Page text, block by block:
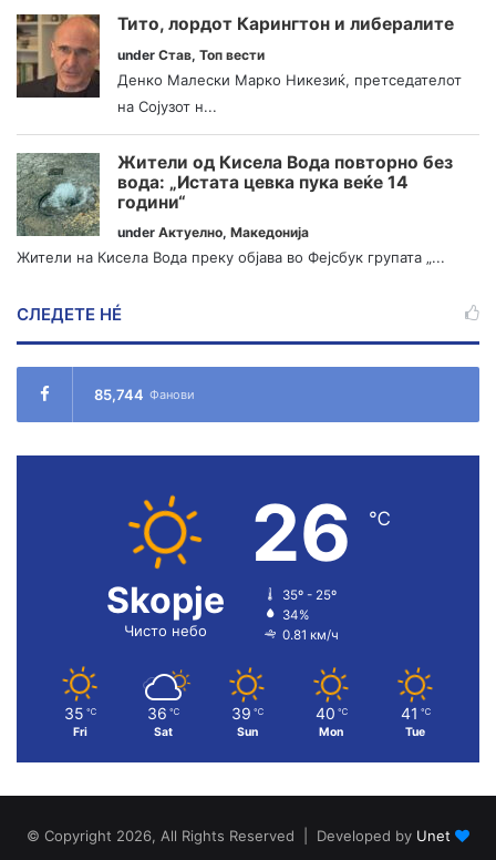
Тито, лордот Карингтон и либералите
under Став, Топ вести
Денко Малески Марко Никезиќ, претседателот
на Сојузот н...
Жители од Кисела Вода повторно без
вода: „Истата цевка пука веќе 14
години“
under Актуелно, Македонија
Жители на Кисела Вода преку објава во Фејсбук групата „...
СЛЕДЕТЕ НÉ
85,744 Фанови
Skopje
Чисто небо
26 ℃
35º - 25º
34%
0.81 км/ч
35 ℃
Fri
36 ℃
Sat
39 ℃
Sun
40 ℃
Mon
41 ℃
Tue
© Copyright 2026, All Rights Reserved | Developed by Unet